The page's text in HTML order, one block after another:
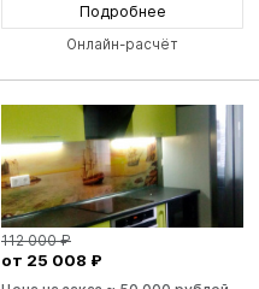
Подробнее
Онлайн-расчёт
112 000 ₽
от 25 008 ₽